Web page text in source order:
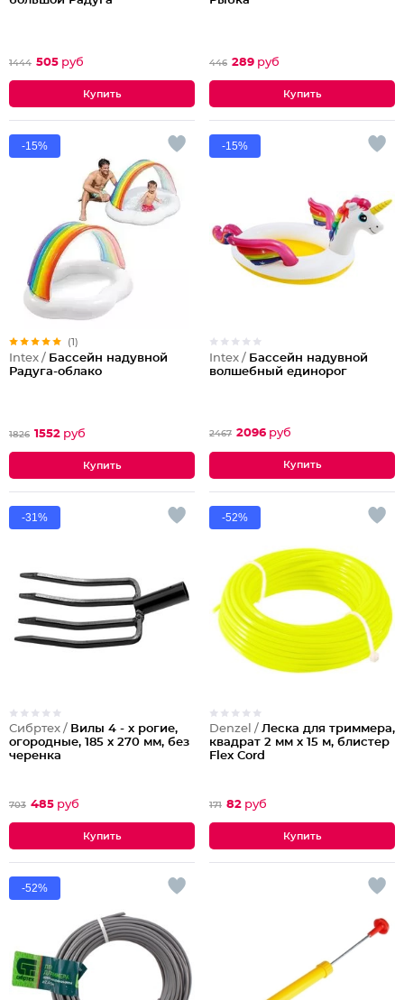
1444 505 руб 446 289 руб
-15%
(1)
Intex / Бассейн надувной
Радуга-облако
1826 1552 руб
-15%
Intex / Бассейн надувной
волшебный единорог
2467 2096 руб
-31%
Сибртех / Вилы 4 - х рогие,
огородные, 185 х 270 мм, без
черенка
703 485 руб
-52%
Denzel / Леска для триммера,
квадрат 2 мм х 15 м, блистер
Flex Cord
171 82 руб
-52%